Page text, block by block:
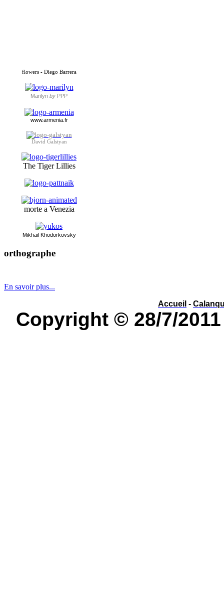
flowers - Diego Barrera
Marilyn by PPP
www.armenia.fr
David Galstyan
The Tiger Lillies
morte a Venezia
Mikhail Khodorkovsky
orthographe
En savoir plus...
Accueil -
Copyright © 28/7/